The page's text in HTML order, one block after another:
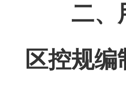
二、
区控规编